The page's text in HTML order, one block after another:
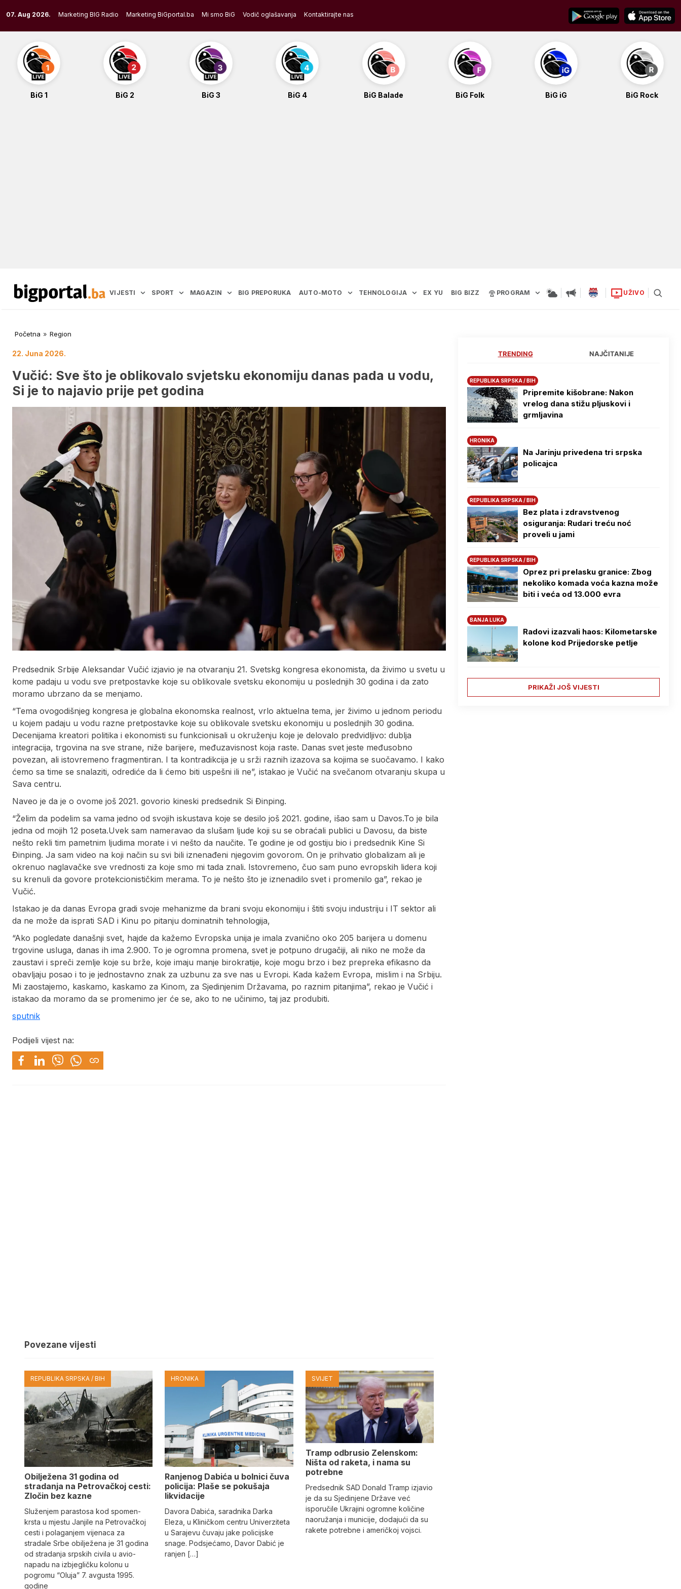
to
content
07. Aug 2026. Marketing BIG Radio Marketing BiGportal.ba Mi smo BiG Vodič oglašavanja Kontaktirajte nas
BiG 1 BiG 2 BiG 3 BiG 4 BiG Balade BiG Folk BiG iG BiG Rock
VIJESTI SPORT MAGAZIN BIG PREPORUKA AUTO-MOTO TEHNOLOGIJA EX YU BIG BIZZ PROGRAM UŽIVO
Početna » Region
22. Juna 2026.
Vučić: Sve što je oblikovalo svjetsku ekonomiju danas pada u vodu,
Si je to najavio prije pet godina
Predsednik Srbije Aleksandar Vučić izjavio je na otvaranju 21. Svetskg kongresa ekonomista, da živimo u svetu u
kome padaju u vodu sve pretpostavke koje su oblikovale svetsku ekonomiju u poslednjih 30 godina i da zato
moramo ubrzano da se menjamo.
“Tema ovogodišnjeg kongresa je globalna ekonomska realnost, vrlo aktuelna tema, jer živimo u jednom periodu
u kojem padaju u vodu razne pretpostavke koje su oblikovale svetsku ekonomiju u poslednjih 30 godina.
Decenijama kreatori politika i ekonomisti su funkcionisali u okruženju koje je delovalo predvidljivo: dublja
integracija, trgovina na sve strane, niže barijere, međuzavisnost koja raste. Danas svet jeste međusobno
povezan, ali istovremeno fragmentiran. I ta kontradikcija je u srži raznih izazova sa kojima se suočavamo. I kako
ćemo sa time se snalaziti, odrediće da li ćemo biti uspešni ili ne”, istakao je Vučić na svečanom otvaranju skupa u
Sava centru.
Naveo je da je o ovome još 2021. govorio kineski predsednik Si Đinping.
“Želim da podelim sa vama jedno od svojih iskustava koje se desilo još 2021. godine, išao sam u Davos.To je bila
jedna od mojih 12 poseta.Uvek sam nameravao da slušam ljude koji su se obraćali publici u Davosu, da biste
nešto rekli tim pametnim ljudima morate i vi nešto da naučite. Te godine je od gostiju bio i predsednik Kine Si
Đinping. Ja sam video na koji način su svi bili iznenađeni njegovim govorom. On je prihvatio globalizam ali je
okrenuo naglavačke sve vrednosti za koje smo mi tada znali. Istovremeno, čuo sam puno evropskih lidera koji
su krenuli da govore protekcionističkim merama. To je nešto što je iznenadilo svet i promenilo ga”, rekao je
Vučić.
Istakao je da danas Evropa gradi svoje mehanizme da brani svoju ekonomiju i štiti svoju industriju i IT sektor ali
da ne može da isprati SAD i Kinu po pitanju dominatnih tehnologija,
“Ako pogledate današnji svet, hajde da kažemo Evropska unija je imala zvanično oko 205 barijera u domenu
trgovine usluga, danas ih ima 2.900. To je ogromna promena, svet je potpuno drugačiji, ali niko ne može da
zaustavi i spreči zemlje koje su brže, koje imaju manje birokratije, koje mogu brzo i bez prepreka efikasno da
obavljaju posao i to je jednostavno znak za uzbunu za sve nas u Evropi. Kada kažem Evropa, mislim i na Srbiju.
Mi zaostajemo, kaskamo, kaskamo za Kinom, za Sjedinjenim Državama, po raznim pitanjima”, rekao je Vučić i
istakao da moramo da se promenimo jer će se, ako to ne učinimo, taj jaz produbiti.
sputnik
Podijeli vijest na:
Povezane vijesti
REPUBLIKA SRPSKA / BIH
Obilježena 31 godina od
stradanja na Petrovačkoj cesti:
Zločin bez kazne
Služenjem parastosa kod spomen-
krsta u mjestu Janjile na Petrovačkoj
cesti i polaganjem vijenaca za
stradale Srbe obilježena je 31 godina
od stradanja srpskih civila u avio-
napadu na izbjegličku kolonu u
pogromu “Oluja” 7. avgusta 1995.
godine
HRONIKA
Ranjenog Dabića u bolnici čuva
policija: Plaše se pokušaja
likvidacije
Davora Dabića, saradnika Darka
Eleza, u Kliničkom centru Univerziteta
u Sarajevu čuvaju jake policijske
snage. Podsjećamo, Davor Dabić je
ranjen […]
SVIJET
Tramp odbrusio Zelenskom:
Ništa od raketa, i nama su
potrebne
Predsednik SAD Donald Tramp izjavio
je da su Sjedinjene Države već
isporučile Ukrajini ogromne količine
naoružanja i municije, dodajući da su
rakete potrebne i američkoj vojsci.
TRENDING NAJČITANIJE
REPUBLIKA SRPSKA / BIH
Pripremite kišobrane: Nakon
vrelog dana stižu pljuskovi i
grmljavina
HRONIKA
Na Јarinju privedena tri srpska
policajca
REPUBLIKA SRPSKA / BIH
Bez plata i zdravstvenog
osiguranja: Rudari treću noć
proveli u jami
REPUBLIKA SRPSKA / BIH
Oprez pri prelasku granice: Zbog
nekoliko komada voća kazna može
biti i veća od 13.000 evra
BANJA LUKA
Radovi izazvali haos: Kilometarske
kolone kod Prijedorske petlje
PRIKAŽI JOŠ VIJESTI